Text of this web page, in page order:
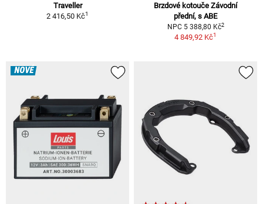
Traveller
2 416,50 Kč1
Brzdové kotouče Závodní
přední, s ABE
NPC 5 388,80 Kč2
4 849,92 Kč1
NOVÉ